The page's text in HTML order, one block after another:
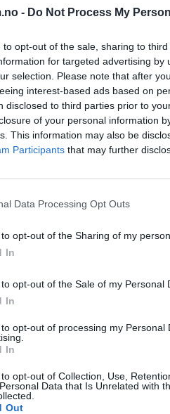
- Do Not Process My
to opt-out of the sale, sharing to
for targeted advertising
selection. Please note that after
interest-based ads based on
disclosed to third parties prior to
of your personal information
This information may also be
Participants that may further
Data Processing Opt Outs
opt-out of the Sharing of my
In
opt-out of the Sale of my Personal
In
opt-out of processing my Personal
In
opt-out of Collection, Use,
Data that Is Unrelated with
Out
Har du
lesernes
av ditt